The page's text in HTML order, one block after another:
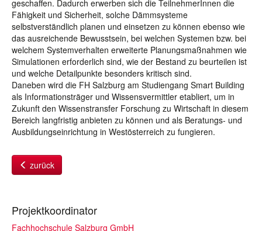
geschaffen. Dadurch erwerben sich die TeilnehmerInnen die
Fähigkeit und Sicherheit, solche Dämmsysteme
selbstverständlich planen und einsetzen zu können ebenso wie
das ausreichende Bewusstsein, bei welchen Systemen bzw. bei
welchem Systemverhalten erweiterte Planungsmaßnahmen wie
Simulationen erforderlich sind, wie der Bestand zu beurteilen ist
und welche Detailpunkte besonders kritisch sind.
Daneben wird die FH Salzburg am Studiengang Smart Building
als Informationsträger und Wissensvermittler etabliert, um in
Zukunft den Wissenstransfer Forschung zu Wirtschaft in diesem
Bereich langfristig anbieten zu können und als Beratungs- und
Ausbildungseinrichtung in Westösterreich zu fungieren.
zurück
Projektkoordinator
Fachhochschule Salzburg GmbH